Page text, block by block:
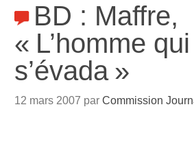
BD : Maffre,
« L’homme qui
s’évada »
12 mars 2007 parCommission